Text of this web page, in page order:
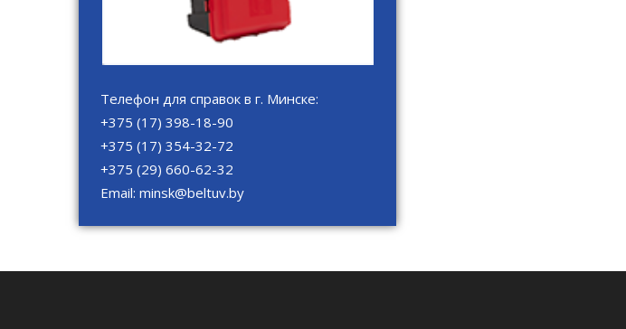
Телефон для справок в г. Минске:
+375 (17) 398-18-90
+375 (17) 354-32-72
+375 (29) 660-62-32
Email: minsk@beltuv.by